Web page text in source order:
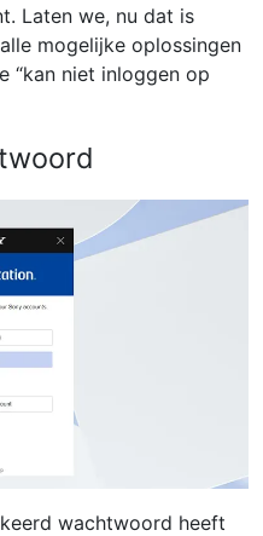
Laten we, nu dat is
mogelijke oplossingen
“kan niet inloggen op
wachtwoord heeft